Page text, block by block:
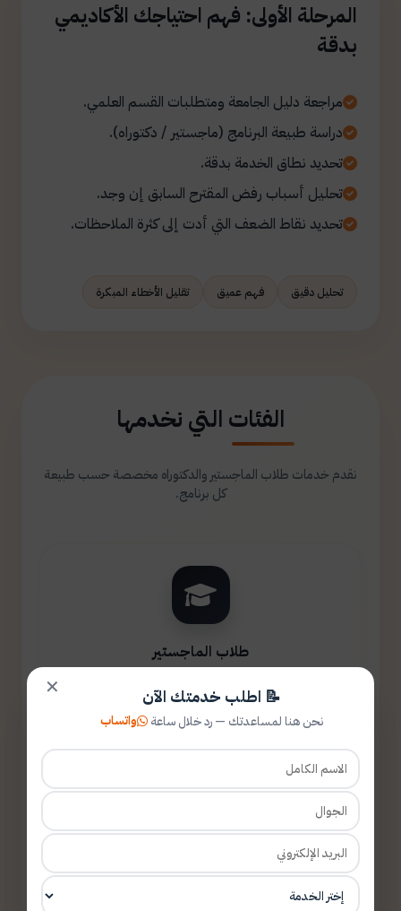
المرحلة الأولى: فهم احتياجك الأكاديمي
بدقة
مراجعة دليل الجامعة ومتطلبات القسم العلمي.
دراسة طبيعة البرنامج (ماجستير / دكتوراه).
تحديد نطاق الخدمة بدقة.
تحليل أسباب رفض المقترح السابق إن وجد.
تحديد نقاط الضعف التي أدت إلى كثرة الملاحظات.
تحليل دقيق فهم عميق تقليل الأخطاء المبكرة
الفئات التي نخدمها
نقدم خدمات طلاب الماجستير والدكتوراه مخصصة حسب طبيعة
كل برنامج.
طلاب الماجستير
✕ 📝 اطلب خدمتك الآن
نحن هنا لمساعدتك — رد خلال ساعة واتساب